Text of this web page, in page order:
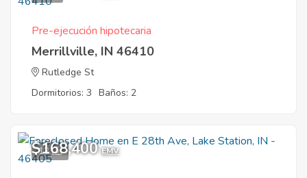
Pre-ejecución hipotecaria
Merrillville, IN 46410
Rutledge St
Dormitorios: 3 Baños: 2
12
$168,400 EMV